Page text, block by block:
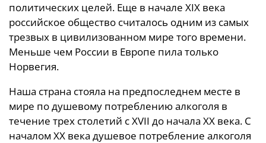
политических целей. Еще в начале XIX века
российское общество считалось одним из самых
трезвых в цивилизованном мире того времени.
Меньше чем России в Европе пила только
Норвегия.
Наша страна стояла на предпоследнем месте в
мире по душевому потреблению алкоголя в
течение трех столетий с XVII до начала XX века. С
началом XX века душевое потребление алкоголя